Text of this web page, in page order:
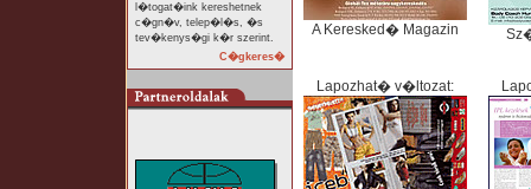
l�togat�ink kereshetnek
c�gn�v, telep�l�s, �s
tev�kenys�gi k�r szerint.
C�gkeres�
A Keresked� Magazin
Lapozhat� v�ltozat: